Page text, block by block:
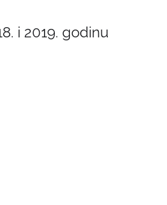
i 2019. godinu